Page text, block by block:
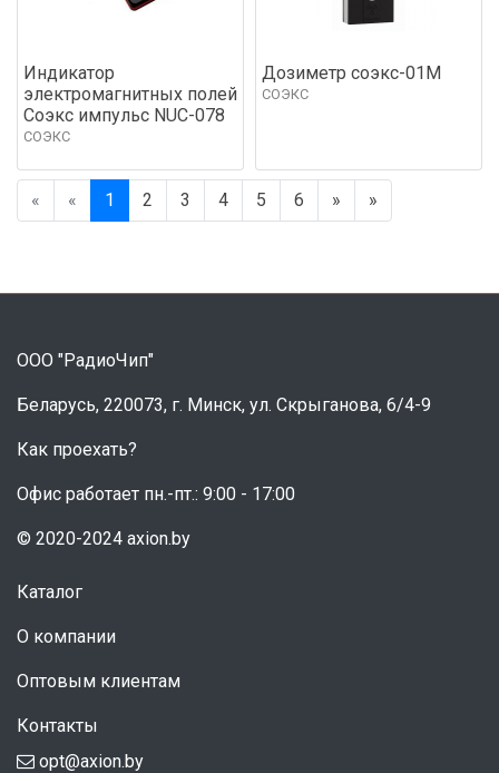
Индикатор
электромагнитных полей
Соэкс импульс NUC-078
СОЭКС
Дозиметр соэкс-01М
СОЭКС
« « 1 2 3 4 5 6 » »
ООО "РадиоЧип"
Беларусь, 220073, г. Минск, ул. Скрыганова, 6/4-9
Как проехать?
Офис работает пн.-пт.: 9:00 - 17:00
© 2020-2024 axion.by
Каталог
О компании
Оптовым клиентам
Контакты
opt@axion.by